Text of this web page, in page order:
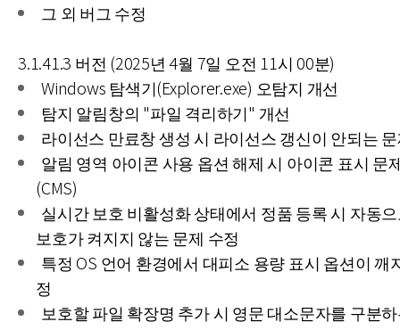
그 외 버그 수정
3.1.41.3 버전 (2025년 4월 7일 오전 11시 00분)
Windows 탐색기(Explorer.exe) 오탐지 개선
탐지 알림창의 "파일 격리하기" 개선
라이선스 만료창 생성 시 라이선스 갱신이 안되는
알림 영역 아이콘 사용 옵션 해제 시 아이콘 표시 문
(CMS)
실시간 보호 비활성화 상태에서 정품 등록 시 자동
보호가 켜지지 않는 문제 수정
특정 OS 언어 환경에서 대피소 용량 표시 옵션이 깨
정
보호할 파일 확장명 추가 시 영문 대소문자를 구분